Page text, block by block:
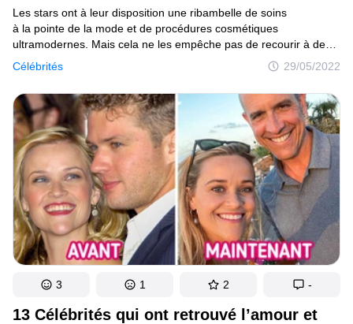
Célébrités 29/05/2022
Les stars ont à leur disposition une ribambelle de soins
à la pointe de la mode et de procédures cosmétiques
ultramodernes. Mais cela ne les empêche pas de recourir à des
produits simples comme le vinaigre de cidre ou le jus
de canneberge. Le progrès est le progrès, mais les recettes
de grand-mère sont tout aussi efficaces.
13 Célébrités qui ont retrouvé l’amour et
3 1 2 -